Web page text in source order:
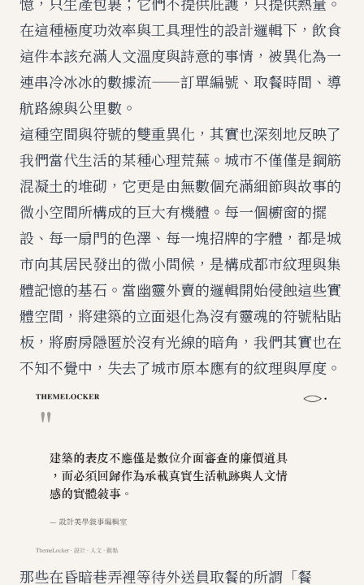
在這種極度功效率與工具理性的設計邏輯下，飲食
這件本該充滿人文溫度與詩意的事情，被異化為一
連串冷冰冰的數據流——訂單編號、取餐時間、導
航路線與公里數。
這種空間與符號的雙重異化，其實也深刻地反映了
我們當代生活的某種心理荒蕪。城市不僅僅是鋼筋
混凝土的堆砌，它更是由無數個充滿細節與故事的
微小空間所構成的巨大有機體。每一個櫥窗的擺
設、每一扇門的色澤、每一塊招牌的字體，都是城
市向其居民發出的微小問候，是構成都市紋理與集
體記憶的基石。當幽靈外賣的邏輯開始侵蝕這些實
體空間，將建築的立面退化為沒有靈魂的符號粘貼
板，將廚房隱匿於沒有光線的暗角，我們其實也在
不知不覺中，失去了城市原本應有的紋理與厚度。
那些在昏暗巷弄裡等待外送員取餐的所謂「餐